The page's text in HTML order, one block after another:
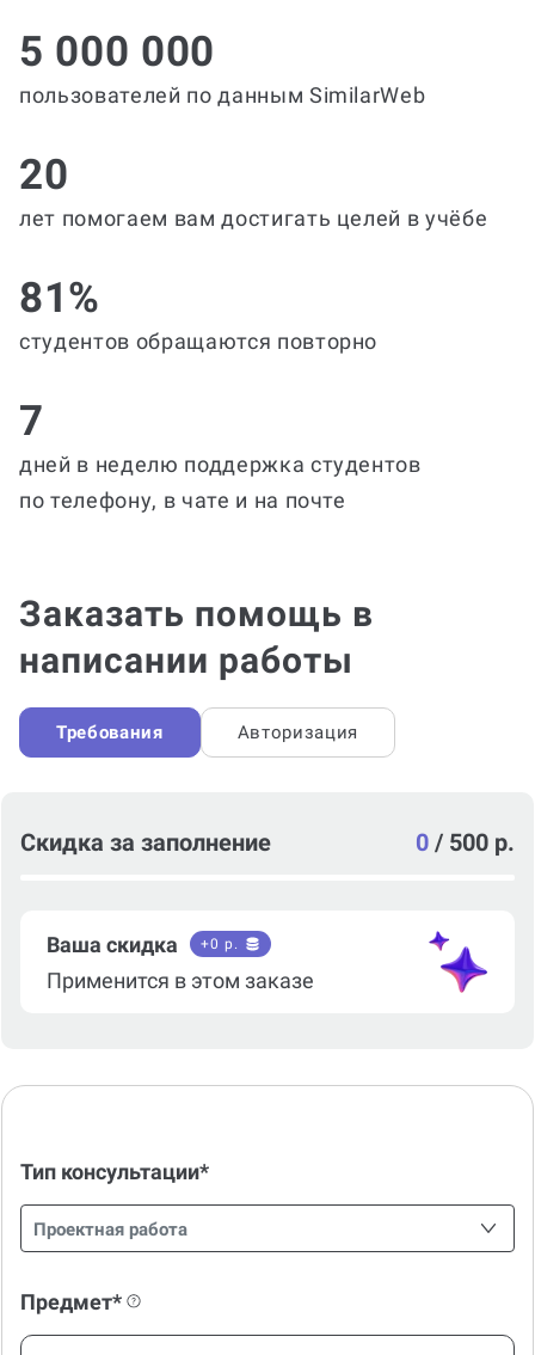
5 000 000
пользователей по данным SimilarWeb
20
лет помогаем вам достигать целей в учёбе
81%
студентов обращаются повторно
7
дней в неделю поддержка студентов
по телефону, в чате и на почте
Заказать помощь в
написании работы
Требования Авторизация
Скидка за заполнение 0 / 500 р.
Ваша скидка +0 р.
Применится в этом заказе
Тип консультации*
Проектная работа
Предмет*